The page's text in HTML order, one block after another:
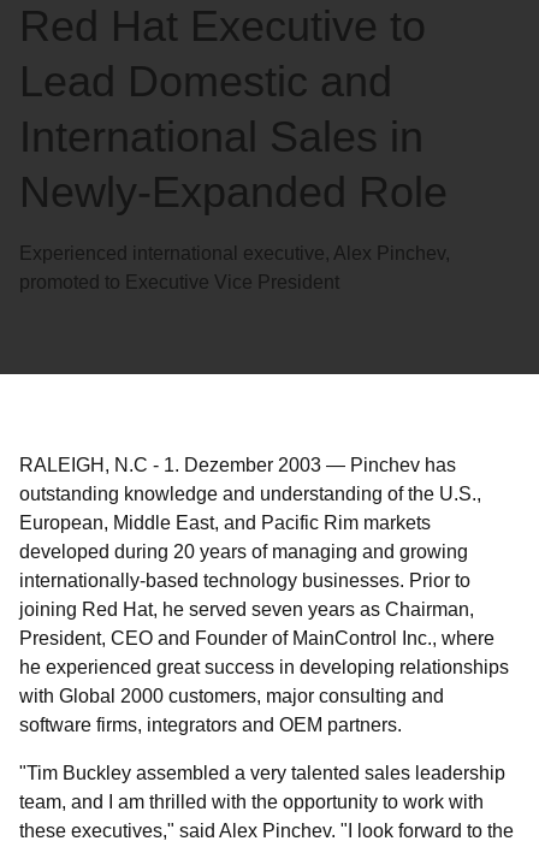
Red Hat Executive to
Lead Domestic and
International Sales in
Newly-Expanded Role
Experienced international executive, Alex Pinchev,
promoted to Executive Vice President
RALEIGH, N.C - 1. Dezember 2003 — Pinchev has
outstanding knowledge and understanding of the U.S.,
European, Middle East, and Pacific Rim markets
developed during 20 years of managing and growing
internationally-based technology businesses. Prior to
joining Red Hat, he served seven years as Chairman,
President, CEO and Founder of MainControl Inc., where
he experienced great success in developing relationships
with Global 2000 customers, major consulting and
software firms, integrators and OEM partners.
"Tim Buckley assembled a very talented sales leadership
team, and I am thrilled with the opportunity to work with
these executives," said Alex Pinchev. "I look forward to the